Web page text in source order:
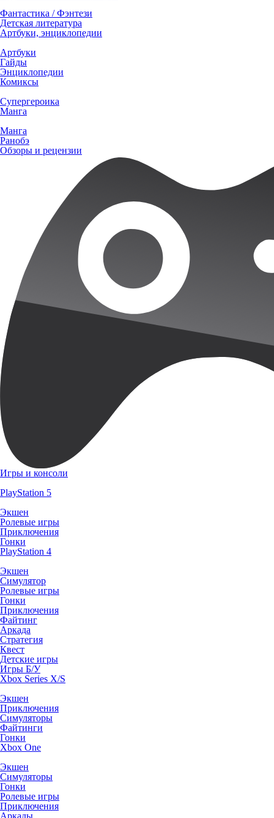
Фантастика / Фэнтези
Детская литература
Артбуки, энциклопедии
Артбуки
Гайды
Энциклопедии
Комиксы
Супергероика
Манга
Манга
Ранобэ
Обзоры и рецензии
Игры и консоли
PlayStation 5
Экшен
Ролевые игры
Приключения
Гонки
PlayStation 4
Экшен
Симулятор
Ролевые игры
Гонки
Приключения
Файтинг
Аркада
Стратегия
Квест
Детские игры
Игры Б/У
Xbox Series X/S
Экшен
Приключения
Симуляторы
Файтинги
Гонки
Xbox One
Экшен
Симуляторы
Гонки
Ролевые игры
Приключения
Аркады